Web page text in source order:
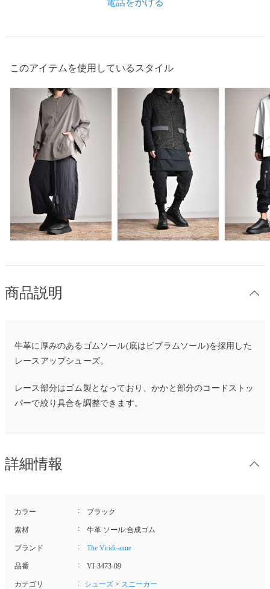
電話をかける
このアイテムを使用しているスタイル
商品説明
牛革に厚みのあるゴムソール(底はビブラムソール)を採用した
レースアップシューズ。
レース部分はゴム製となっており、かかと部分のコードストッ
パーで絞り具合を調整できます。
詳細情報
カラー ブラック
素材 牛革 ソール:合成ゴム
ブランド The Viridi-anne
品番 VI-3473-09
カテゴリ シューズ > スニーカー